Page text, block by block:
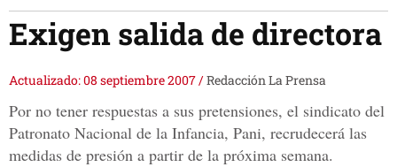
Exigen salida de directora
Actualizado: 08 septiembre 2007/Redacción La Prensa
Por no tener respuestas a sus pretensiones, el sindicato del
Patronato Nacional de la Infancia, Pani, recrudecerá las
medidas de presión a partir de la próxima semana.